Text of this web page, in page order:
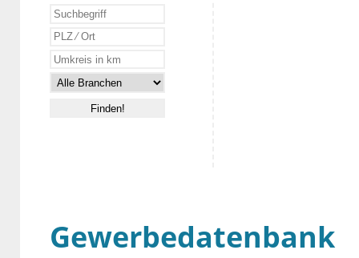
Gewerbedatenbank